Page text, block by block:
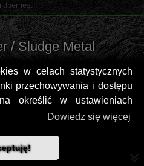
w celach statystycznych
przechowywania i dostępu
określić w ustawieniach
Dowiedz się więcej
/ Sludge Metal